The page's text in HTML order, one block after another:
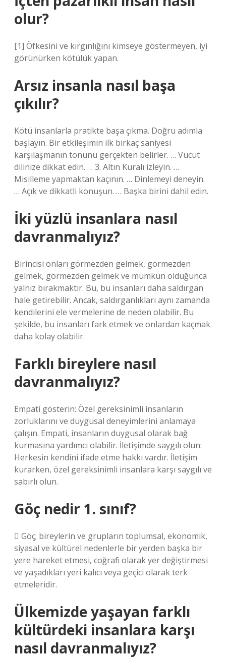
olur?
[1] Öfkesini ve kırgınlığını kimseye göstermeyen, iyi
görünürken kötülük yapan.
Arsız insanla nasıl başa
çıkılır?
Kötü insanlarla pratikte başa çıkma. Doğru adımla
başlayın. Bir etkileşimin ilk birkaç saniyesi
karşılaşmanın tonunu gerçekten belirler. … Vücut
dilinize dikkat edin. … 3. Altın Kuralı izleyin. …
Misilleme yapmaktan kaçının. … Dinlemeyi deneyin.
… Açık ve dikkatli konuşun. … Başka birini dahil edin.
İki yüzlü insanlara nasıl
davranmalıyız?
Birincisi onları görmezden gelmek, görmezden
gelmek, görmezden gelmek ve mümkün olduğunca
yalnız bırakmaktır. Bu, bu insanları daha saldırgan
hale getirebilir. Ancak, saldırganlıkları aynı zamanda
kendilerini ele vermelerine de neden olabilir. Bu
şekilde, bu insanları fark etmek ve onlardan kaçmak
daha kolay olabilir.
Farklı bireylere nasıl
davranmalıyız?
Empati gösterin: Özel gereksinimli insanların
zorluklarını ve duygusal deneyimlerini anlamaya
çalışın. Empati, insanların duygusal olarak bağ
kurmasına yardımcı olabilir. İletişimde saygılı olun:
Herkesin kendini ifade etme hakkı vardır. İletişim
kurarken, özel gereksinimli insanlara karşı saygılı ve
sabırlı olun.
Göç nedir 1. sınıf?
 Göç; bireylerin ve grupların toplumsal, ekonomik,
siyasal ve kültürel nedenlerle bir yerden başka bir
yere hareket etmesi, coğrafi olarak yer değiştirmesi
ve yaşadıkları yeri kalıcı veya geçici olarak terk
etmeleridir.
Ülkemizde yaşayan farklı
kültürdeki insanlara karşı
nasıl davranmalıyız?